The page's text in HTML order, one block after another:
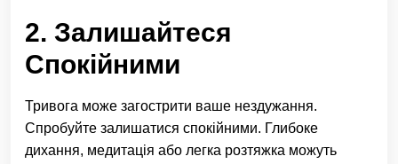
2. Залишайтеся
Спокійними
Тривога може загострити ваше нездужання.
Спробуйте залишатися спокійними. Глибоке
дихання, медитація або легка розтяжка можуть